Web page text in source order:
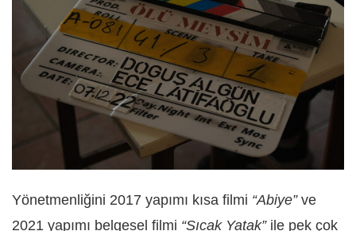
Yönetmenliğini 2017 yapımı kısa filmi “Abiye”ve
2021 yapımı belgesel filmi “Sıcak Yatak”ile pek çok